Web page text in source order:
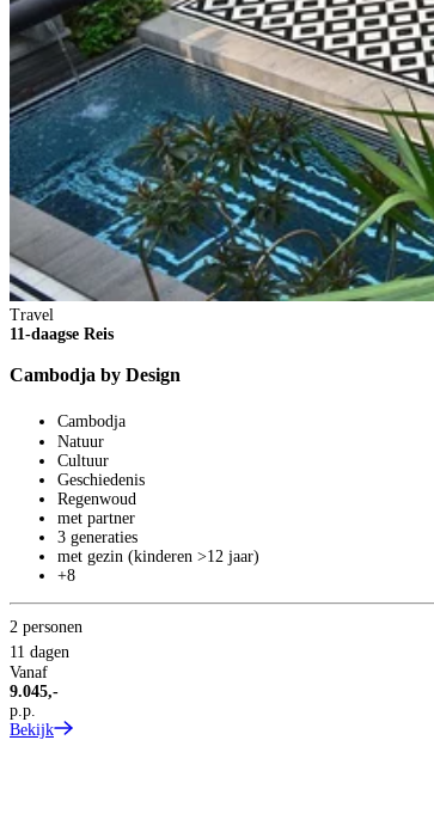
Travel
11-daagse Reis
Cambodja by Design
Cambodja
Natuur
Cultuur
Geschiedenis
Regenwoud
met partner
3 generaties
met gezin (kinderen >12 jaar)
+8
2 personen
11 dagen
Vanaf
9.045,-
p.p.
Bekijk